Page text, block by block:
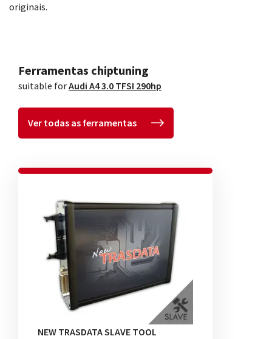
originais.
Ferramentas chiptuning
suitable forAudi A4 3.0 TFSI 290hp
Ver todas as ferramentas
NEW TRASDATA SLAVE TOOL